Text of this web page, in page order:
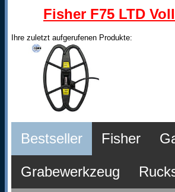
Fisher F75 LTD
Ihre zuletzt aufgerufenen Produkte:
Bestseller Fisher
Grabewerkzeug